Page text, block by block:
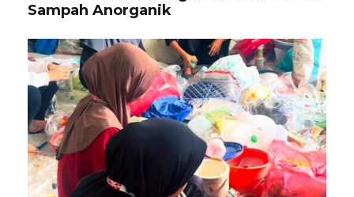
Sampah Anorganik